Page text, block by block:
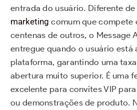
entrada do usuário. Diferente de
marketing comum que compete
centenas de outros, o Message
entregue quando o usuário está
plataforma, garantindo uma
abertura muito superior. É uma
excelente para convites VIP
ou demonstrações de produto.